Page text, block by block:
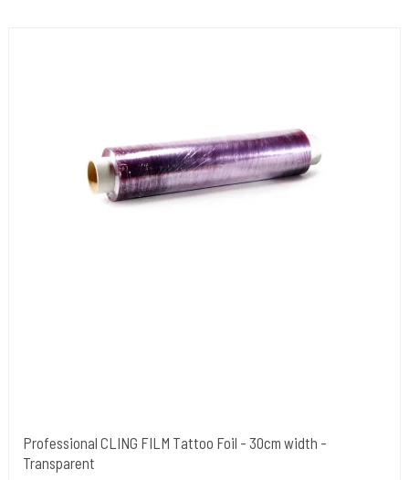
Professional CLING FILM Tattoo Foil - 30cm width -
Transparent